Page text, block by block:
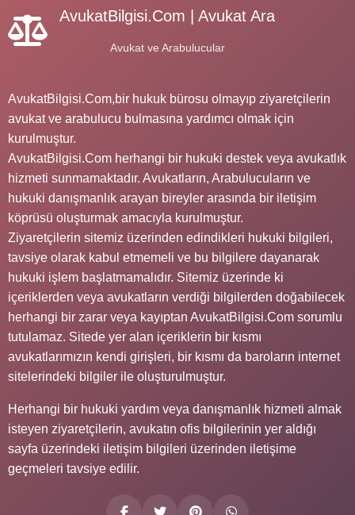
AvukatBilgisi.Com | Avukat Ara
Avukat ve Arabulucular
AvukatBilgisi.Com,bir hukuk bürosu olmayıp ziyaretçilerin
avukat ve arabulucu bulmasına yardımcı olmak için
kurulmuştur.
AvukatBilgisi.Com herhangi bir hukuki destek veya avukatlık
hizmeti sunmamaktadır. Avukatların, Arabulucuların ve
hukuki danışmanlık arayan bireyler arasında bir iletişim
köprüsü oluşturmak amacıyla kurulmuştur.
Ziyaretçilerin sitemiz üzerinden edindikleri hukuki bilgileri,
tavsiye olarak kabul etmemeli ve bu bilgilere dayanarak
hukuki işlem başlatmamalıdır. Sitemiz üzerinde ki
içeriklerden veya avukatların verdiği bilgilerden doğabilecek
herhangi bir zarar veya kayıptan AvukatBilgisi.Com sorumlu
tutulamaz. Sitede yer alan içeriklerin bir kısmı
avukatlarımızın kendi girişleri, bir kısmı da baroların internet
sitelerindeki bilgiler ile oluşturulmuştur.
Herhangi bir hukuki yardım veya danışmanlık hizmeti almak
isteyen ziyaretçilerin, avukatın ofis bilgilerinin yer aldığı
sayfa üzerindeki iletişim bilgileri üzerinden iletişime
geçmeleri tavsiye edilir.